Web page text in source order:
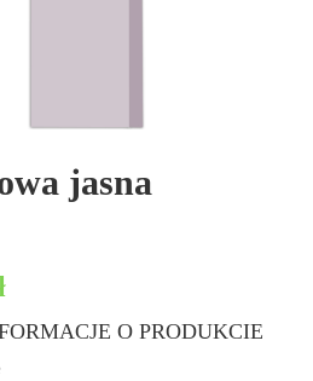
jasna
wynosiła: 30,00 zł.
O PRODUKCIE